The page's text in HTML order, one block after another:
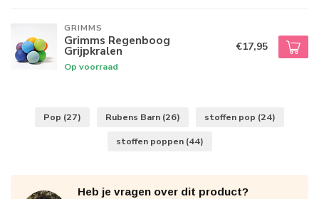
GRIMMS
Grimms Regenboog
Grijpkralen
Op voorraad
€17,95
Pop (27) Rubens Barn (26) stoffen pop (24)
stoffen poppen (44)
Heb je vragen over dit product?